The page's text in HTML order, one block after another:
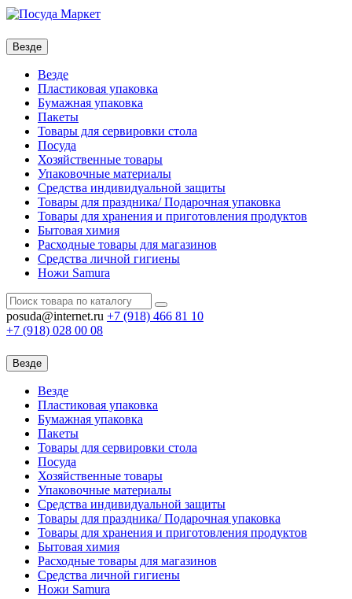
Везде
Везде
Пластиковая упаковка
Бумажная упаковка
Пакеты
Товары для сервировки стола
Посуда
Хозяйственные товары
Упаковочные материалы
Средства индивидуальной защиты
Товары для праздника/ Подарочная упаковка
Товары для хранения и приготовления продуктов
Бытовая химия
Расходные товары для магазинов
Средства личной гигиены
Ножи Samura
posuda@internet.ru +7 (918) 466 81 10
+7 (918) 028 00 08
Везде
Везде
Пластиковая упаковка
Бумажная упаковка
Пакеты
Товары для сервировки стола
Посуда
Хозяйственные товары
Упаковочные материалы
Средства индивидуальной защиты
Товары для праздника/ Подарочная упаковка
Товары для хранения и приготовления продуктов
Бытовая химия
Расходные товары для магазинов
Средства личной гигиены
Ножи Samura